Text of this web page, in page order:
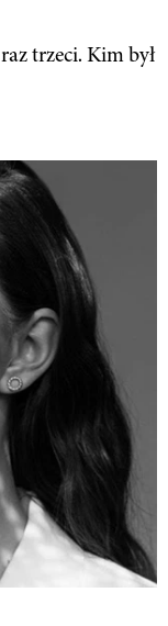
trzeci. Kim był